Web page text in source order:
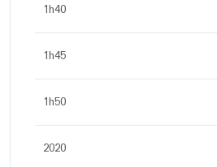
1h40
1h45
1h50
2020